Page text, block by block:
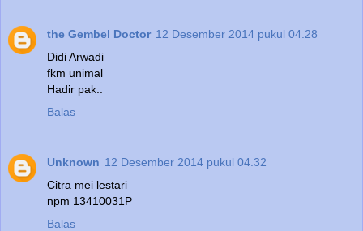
the Gembel Doctor 12 Desember 2014 pukul 04.28
Didi Arwadi
fkm unimal
Hadir pak..
Balas
Unknown 12 Desember 2014 pukul 04.32
Citra mei lestari
npm 13410031P
Balas